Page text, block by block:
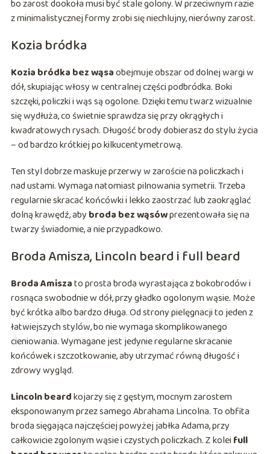
bo zarost dookoła musi być stale golony. W przeciwnym razie
z minimalistycznej formy zrobi się niechlujny, nierówny zarost.
Kozia bródka
Kozia bródka bez wąsaobejmuje obszar od dolnej wargi w
dół, skupiając włosy w centralnej części podbródka. Boki
szczęki, policzki i wąs są ogolone. Dzięki temu twarz wizualnie
się wydłuża, co świetnie sprawdza się przy okrągłych i
kwadratowych rysach. Długość brody dobierasz do stylu życia
– od bardzo krótkiej po kilkucentymetrową.
Ten styl dobrze maskuje przerwy w zaroście na policzkach i
nad ustami. Wymaga natomiast pilnowania symetrii. Trzeba
regularnie skracać końcówki i lekko zaostrzać lub zaokrąglać
dolną krawędź, aby broda bez wąsówprezentowała się na
twarzy świadomie, a nie przypadkowo.
Broda Amisza, Lincoln beard i full beard
Broda Amiszato prosta broda wyrastająca z bokobrodów i
rosnąca swobodnie w dół, przy gładko ogolonym wąsie. Może
być krótka albo bardzo długa. Od strony pielęgnacji to jeden z
łatwiejszych stylów, bo nie wymaga skomplikowanego
cieniowania. Wymagane jest jedynie regularne skracanie
końcówek i szczotkowanie, aby utrzymać równą długość i
zdrowy wygląd.
Lincoln beardkojarzy się z gęstym, mocnym zarostem
eksponowanym przez samego Abrahama Lincolna. To obfita
broda sięgająca najczęściej powyżej jabłka Adama, przy
całkowicie zgolonym wąsie i czystych policzkach. Z kolei full